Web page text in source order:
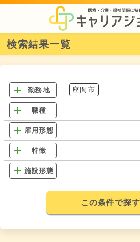
検索結果一覧
勤務地 座間市
職種
雇用形態
特徴
施設形態
この条件で探す